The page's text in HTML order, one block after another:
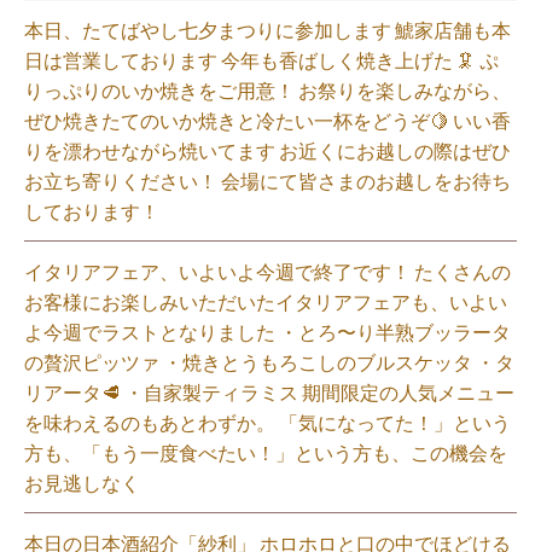
本日、たてばやし七夕まつりに参加します 鯱家店舗も本
日は営業しております️ 今年も香ばしく焼き上げた 🦑 ぷ
りっぷりのいか焼きをご用意！ お祭りを楽しみながら、
ぜひ焼きたてのいか焼きと冷たい一杯をどうぞ🍋 いい香
りを漂わせながら焼いてます お近くにお越しの際はぜひ
お立ち寄りください！ 会場にて皆さまのお越しをお待ち
しております！
イタリアフェア、いよいよ今週で終了です！ たくさんの
お客様にお楽しみいただいたイタリアフェアも、いよい
よ今週でラストとなりました ・とろ〜り半熟ブッラータ
の贅沢ピッツァ ・焼きとうもろこしのブルスケッタ ・タ
リアータ🥩 ・自家製ティラミス 期間限定の人気メニュー
を味わえるのもあとわずか。 「気になってた！」という
方も、「もう一度食べたい！」という方も、この機会を
お見逃しなく⁡
本日の日本酒紹介「紗利」 ホロホロと口の中でほどける